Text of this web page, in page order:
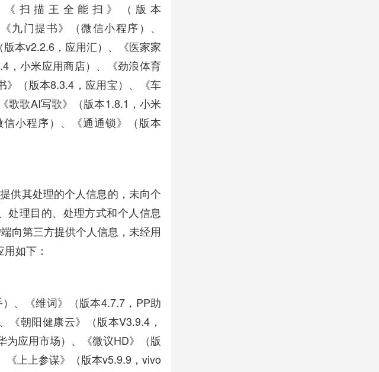
扫描王全能扫》（版本
九门提书》（微信小程序）、
本v2.2.6，应用汇）、《医家家
，小米应用商店）、《劲浪体育
》（版本8.3.4，应用宝）、《车
歌歌AI写歌》（版本1.8.1，小米
小程序）、《通通锁》（版本
供其处理的个人信息的，未向个
处理目的、处理方式和个人信息
向第三方提供个人信息，未经用
如下：
、《维词》（版本4.7.7，PP助
《朝阳健康云》（版本V3.9.4，
为应用市场）、《微议HD》（版
上上参谋》（版本v5.9.9，vivo